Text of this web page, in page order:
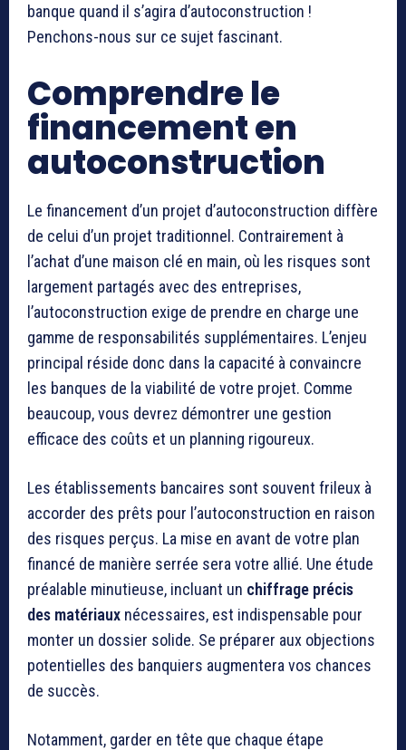
banque quand il s’agira d’autoconstruction !
Penchons-nous sur ce sujet fascinant.
Comprendre le
financement en
autoconstruction
Le financement d’un projet d’autoconstruction diffère
de celui d’un projet traditionnel. Contrairement à
l’achat d’une maison clé en main, où les risques sont
largement partagés avec des entreprises,
l’autoconstruction exige de prendre en charge une
gamme de responsabilités supplémentaires. L’enjeu
principal réside donc dans la capacité à convaincre
les banques de la viabilité de votre projet. Comme
beaucoup, vous devrez démontrer une gestion
efficace des coûts et un planning rigoureux.
Les établissements bancaires sont souvent frileux à
accorder des prêts pour l’autoconstruction en raison
des risques perçus. La mise en avant de votre plan
financé de manière serrée sera votre allié. Une étude
préalable minutieuse, incluant un chiffrage précis
des matériaux nécessaires, est indispensable pour
monter un dossier solide. Se préparer aux objections
potentielles des banquiers augmentera vos chances
de succès.
Notamment, garder en tête que chaque étape